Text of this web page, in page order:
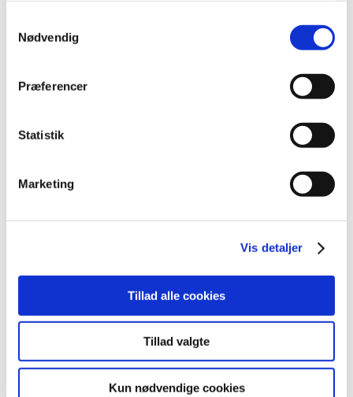
Nødvendig
Præferencer
Statistik
Marketing
Vis detaljer
Tillad alle cookies
Tillad valgte
Kun nødvendige cookies
spilledag ved Uber Cup 2026 i Horsens
Andreas Roungkvist|apr 26, 2026
mundfuld, og det skulle også vise sig at blive en
svær dansk holdkamp. Det danske Uber Cup-hold
åbnede årets mesterskab i Horsens i fænomenal